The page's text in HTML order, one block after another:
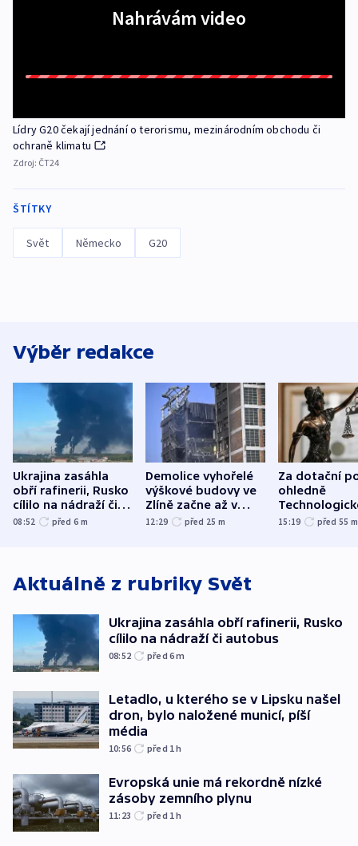
Nahrávám video
Lídry G20 čekají jednání o terorismu, mezinárodním obchodu či
ochraně klimatu
Zdroj: ČT24
ŠTÍTKY
Svět Německo G20
Výběr redakce
Ukrajina zasáhla
obří rafinerii, Rusko
cílilo na nádraží či
autobus
08:52 před 6 m
Demolice vyhořelé
výškové budovy ve
Zlíně začne až v
následujících dnech
12:29 před 25 m
Za dotační
ohledně
parku poslal
15:19 před 55 m
Aktuálně z rubriky Svět
Ukrajina zasáhla obří rafinerii, Rusko
cílilo na nádraží či autobus
08:52 před 6m
Letadlo, u kterého se v Lipsku našel
dron, bylo naložené municí, píší
média
10:56 před 1h
Evropská unie má rekordně nízké
zásoby zemního plynu
11:23 před 1h